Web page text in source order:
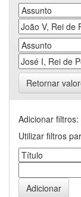
Retornar
Adicionar filtros:
Utilizar filtros